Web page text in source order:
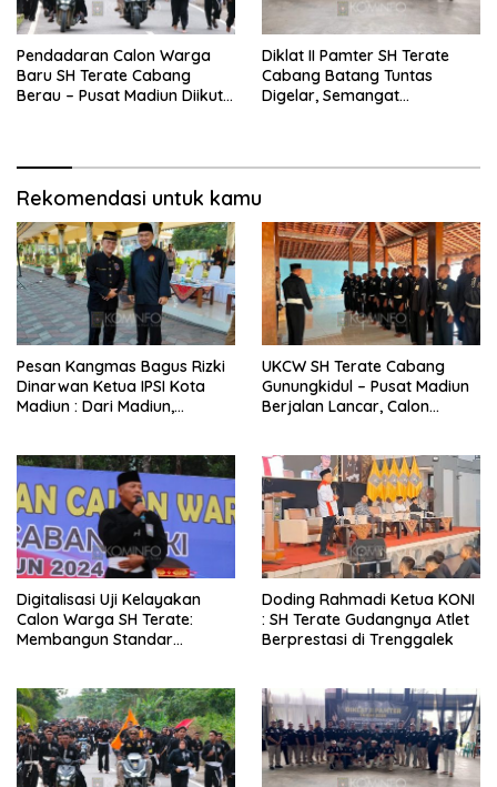
Pendadaran Calon Warga
Baru SH Terate Cabang
Berau – Pusat Madiun Diikuti
Diklat II Pamter SH Terate
Cabang Batang Tuntas
Digelar, Semangat
Rekomendasi untuk kamu
Pesan Kangmas Bagus Rizki
Dinarwan Ketua IPSI Kota
Madiun : Dari Madiun,
Kedamaian
UKCW SH Terate Cabang
Gunungkidul – Pusat Madiun
Berjalan Lancar, Calon
Digitalisasi Uji Kelayakan
Calon Warga SH Terate:
Membangun Standar
Kekerasan dalam
Pembinaan
Doding Rahmadi Ketua KONI
: SH Terate Gudangnya Atlet
Berprestasi di Trenggalek